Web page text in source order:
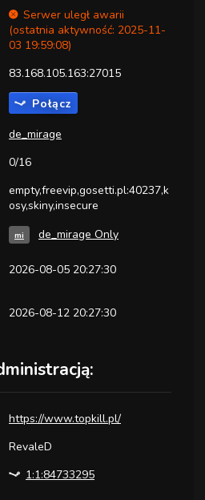
Serwer uległ awarii
(ostatnia aktywność: 2025-11-
03 19:59:08)
83.168.105.163:27015
Połącz
de_mirage
0/16
empty,freevip,gosetti.pl:40237,k
osy,skiny,insecure
mi
de_mirage Only
2026-08-05 20:27:30
2026-08-12 20:27:30
https://www.topkill.pl/
RevaleD
1:1:84733295